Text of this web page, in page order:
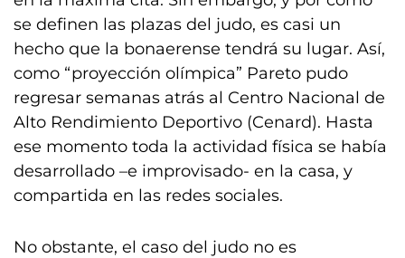
se definen las plazas del judo, es casi un
hecho que la bonaerense tendrá su lugar. Así,
como “proyección olímpica” Pareto pudo
regresar semanas atrás al Centro Nacional de
Alto Rendimiento Deportivo (Cenard). Hasta
ese momento toda la actividad física se había
desarrollado –e improvisado- en la casa, y
compartida en las redes sociales.
No obstante, el caso del judo no es